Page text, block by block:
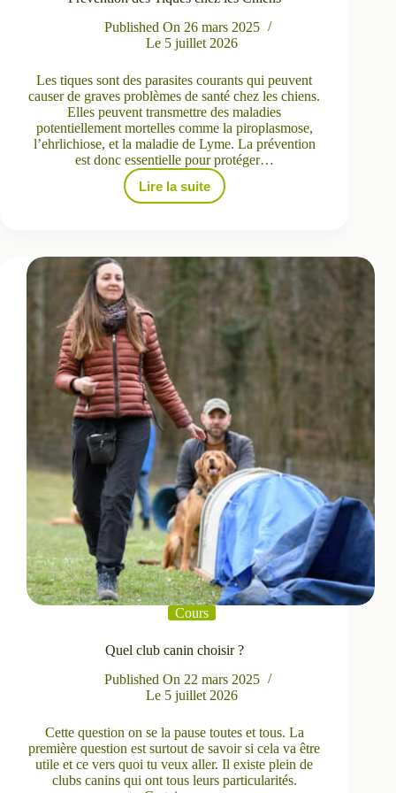
Published On 26 mars 2025
Le 5 juillet 2026
Les tiques sont des parasites courants qui peuvent
causer de graves problèmes de santé chez les chiens.
Elles peuvent transmettre des maladies
potentiellement mortelles comme la piroplasmose,
l’ehrlichiose, et la maladie de Lyme. La prévention
est donc essentielle pour protéger…
Lire la suite
Prévention
des
Chiens
Cours
Quel club canin choisir ?
Published On 22 mars 2025
Le 5 juillet 2026
Cette question on se la pause toutes et tous. La
première question est surtout de savoir si cela va être
utile et ce vers quoi tu veux aller. Il existe plein de
clubs canins qui ont tous leurs particularités.